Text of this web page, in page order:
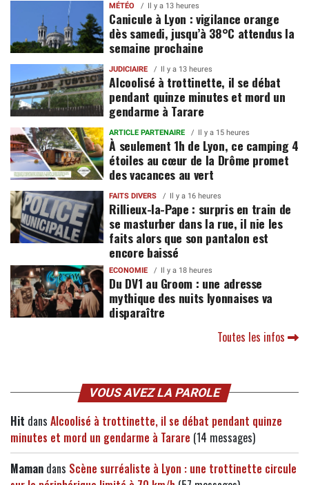
MÉTÉO Il y a 13 heures
Canicule à Lyon : vigilance orange
dès samedi, jusqu’à 38°C attendus la
semaine prochaine
JUDICIAIRE Il y a 13 heures
Alcoolisé à trottinette, il se débat
pendant quinze minutes et mord un
gendarme à Tarare
ARTICLE PARTENAIRE Il y a 15 heures
À seulement 1h de Lyon, ce camping 4
étoiles au cœur de la Drôme promet
des vacances au vert
FAITS DIVERS Il y a 16 heures
Rillieux-la-Pape : surpris en train de
se masturber dans la rue, il nie les
faits alors que son pantalon est
encore baissé
ECONOMIE Il y a 18 heures
Du DV1 au Groom : une adresse
mythique des nuits lyonnaises va
disparaître
Toutes les infos
VOUS AVEZ LA PAROLE
Hit dans Alcoolisé à trottinette, il se débat pendant quinze
minutes et mord un gendarme à Tarare (14 messages)
Maman dans Scène surréaliste à Lyon : une trottinette circule